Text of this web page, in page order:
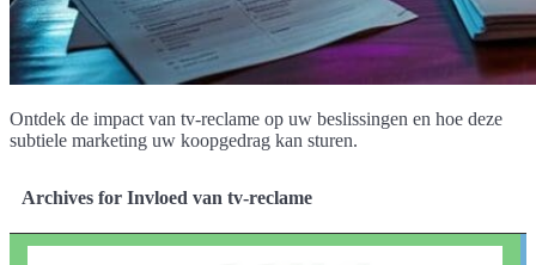
Ontdek de impact van tv-reclame op uw beslissingen en hoe deze
subtiele marketing uw koopgedrag kan sturen.
Archives for Invloed van tv-reclame